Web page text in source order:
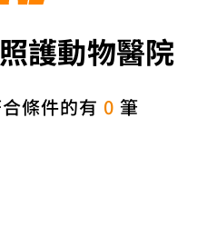
護動物醫院
條件的有 0 筆